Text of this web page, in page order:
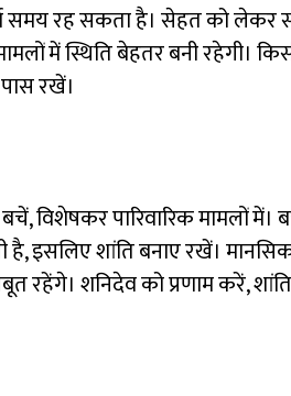
समय रह सकता है। सेहत को लेकर
में स्थिति बेहतर बनी रहेगी।
रखें।
विशेषकर पारिवारिक मामलों में।
इसलिए शांति बनाए रखें।
रहेंगे। शनिदेव को प्रणाम करें,